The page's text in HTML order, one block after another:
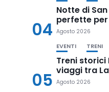
04
Notte di
perfette
Agosto 2026
05
EVENTI TRENI
Treni storici
viaggi tra
Agosto 2026